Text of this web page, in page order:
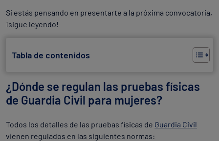
Si estás pensando en presentarte a la próxima convocatoria,
¡sigue leyendo!
Tabla de contenidos
¿Dónde se regulan las pruebas físicas
de Guardia Civil para mujeres?
Todos los detalles de las pruebas físicas de Guardia Civil
vienen regulados en las siguientes normas: